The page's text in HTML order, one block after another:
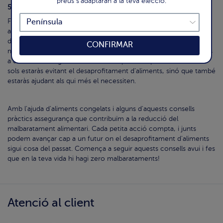
5.Dona aliments no utilitzats
Finalment, però no menys important, considera donar els
aliments que no consumiràs abans de la seva data recomanada
de consum. bofrost* dona aliments per a ajudar a aquells que
més ho necessiten. Si tens aliments que no faràs servir, no dubtis
a donar-los a organitzacions benèfiques! D'aquesta manera, no
sols estaràs evitant el desaprofitament d'aliments, sinó que també
estaràs ajudant als qui més el necessiten.
Amb l'ajuda d'aliments congelats i alguns d'aquests consells
pràctics assegurança que contribuïm a la reducció del
malbaratament alimentari. Cada petita acció compta, i junts
podem avançar cap a un futur on el desaprofitament d'aliments
sigui cosa del passat. Comença a seguir aquests consells avui i fes
que en la teva vida hi hagi zero malbarataments!
Atenció al client
CONFIRMAR